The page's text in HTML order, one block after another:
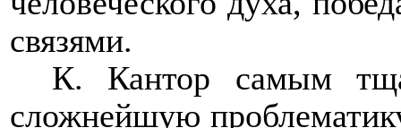
связями.
К. Кантор самым
сложнейшую